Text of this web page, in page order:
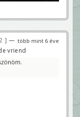
több mint 6 éve
—
vriend